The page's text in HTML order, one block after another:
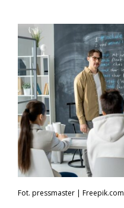
Fot. pressmaster | Freepik.com